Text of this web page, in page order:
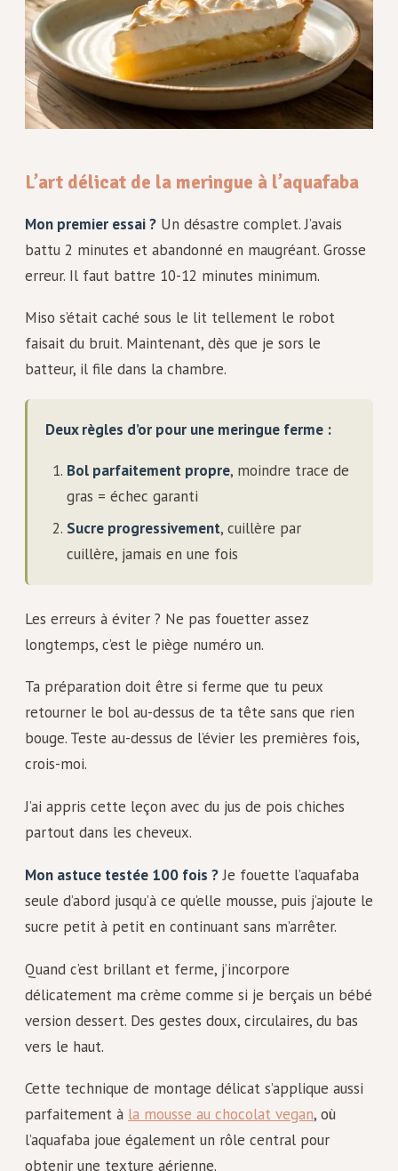
L’art délicat de la meringue à l’aquafaba
Mon premier essai ? Un désastre complet. J’avais
battu 2 minutes et abandonné en maugréant. Grosse
erreur. Il faut battre 10-12 minutes minimum.
Miso s’était caché sous le lit tellement le robot
faisait du bruit. Maintenant, dès que je sors le
batteur, il file dans la chambre.
Deux règles d’or pour une meringue ferme :
Bol parfaitement propre, moindre trace de
gras = échec garanti
Sucre progressivement, cuillère par
cuillère, jamais en une fois
Les erreurs à éviter ? Ne pas fouetter assez
longtemps, c’est le piège numéro un.
Ta préparation doit être si ferme que tu peux
retourner le bol au-dessus de ta tête sans que rien
bouge. Teste au-dessus de l’évier les premières fois,
crois-moi.
J’ai appris cette leçon avec du jus de pois chiches
partout dans les cheveux.
Mon astuce testée 100 fois ?Je fouette l’aquafaba
seule d’abord jusqu’à ce qu’elle mousse, puis j’ajoute le
sucre petit à petit en continuant sans m’arrêter.
Quand c’est brillant et ferme, j’incorpore
délicatement ma crème comme si je berçais un bébé
version dessert. Des gestes doux, circulaires, du bas
vers le haut.
Cette technique de montage délicat s’applique aussi
parfaitement à la mousse au chocolat vegan, où
l’aquafaba joue également un rôle central pour
obtenir une texture aérienne.